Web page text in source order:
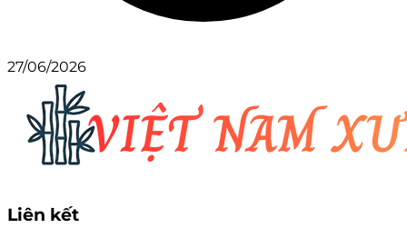
27/06/2026
Liên kết